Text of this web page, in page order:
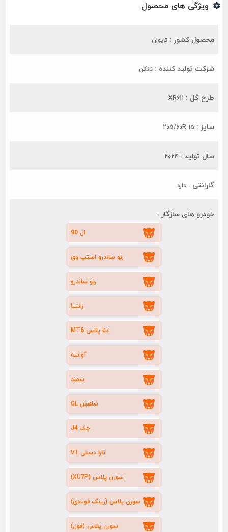
ویژگی های محصول
محصول کشور : تایوان
شرکت تولید کننده : نانکن
طرح گل : XR611
سایز : 205/60R 15
سال تولید : 2024
گارانتی : دارد
خودرو های سازگار :
ال 90
رنو ساندرو استپ وی
رنو ساندرو
زانتیا
دنا پلاس MT6
آوانته
سمند
شاهین GL
جک J4
تارا دستی V1
سورن پلاس (XU7P)
سورن پلاس (رینگ فولادی)
سورن پلاس (فول)